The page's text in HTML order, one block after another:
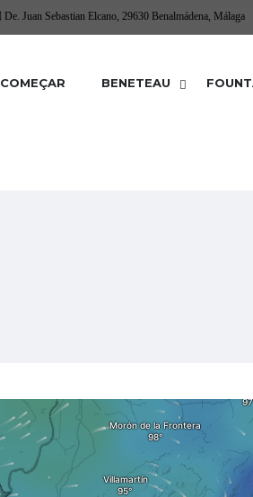
De. Juan Sebastian Elcano, 29630 Benalmádena, Málaga
COMEÇAR BENETEAU